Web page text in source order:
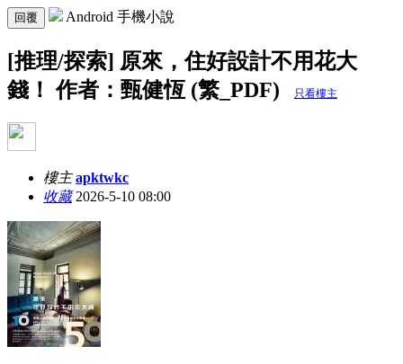
回覆 Android 手機小說
[推理/探索] 原來，住好設計不用花大
錢！ 作者：甄健恆 (繁_PDF)
只看樓主
樓主 apktwkc
收藏2026-5-10 08:00